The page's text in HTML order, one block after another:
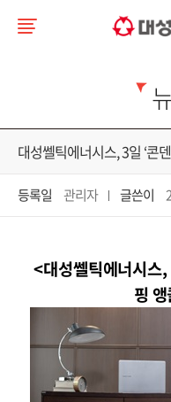
대성쎌틱에너시스, 3일 ‘콘
등록일 관리자 글쓴이
<대성쎌틱에너시스,
핑